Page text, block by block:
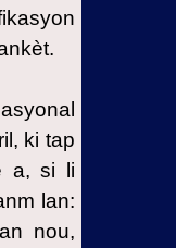
ki tap
a, si li
lan:
nou,